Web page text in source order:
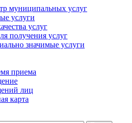
муниципальных услуг
услуги
услуг
получения услуг
значимые услуги
приема
лиц
карта